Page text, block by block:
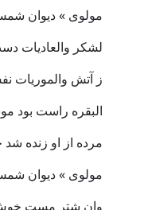
مولوی » دیوان شمس
لشکر والعادیات
ز آتش والموریات
البقره راست بود
مرده از او زنده
مولوی » دیوان شمس
وان شتر مست خوش